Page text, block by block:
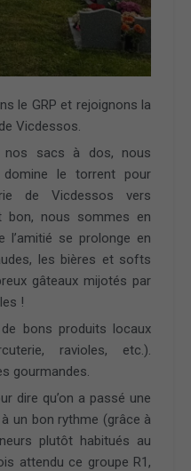
le GRP et rejoignons la
Vicdessos.
nos sacs à dos, nous
domine le torrent pour
de Vicdessos vers
nous sommes en
l’amitié se prolonge en
les bières et softs
gâteaux mijotés par
!
de bons produits locaux
ravioles, etc.).
gourmandes.
dire qu’on a passé une
un bon rythme (grâce à
plutôt habitués au
attendu ce groupe R1,